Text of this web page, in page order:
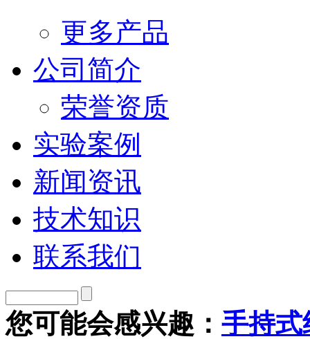
更多产品
公司简介
荣誉资质
实验案例
新闻资讯
技术知识
联系我们
您可能会感兴趣： 手持式